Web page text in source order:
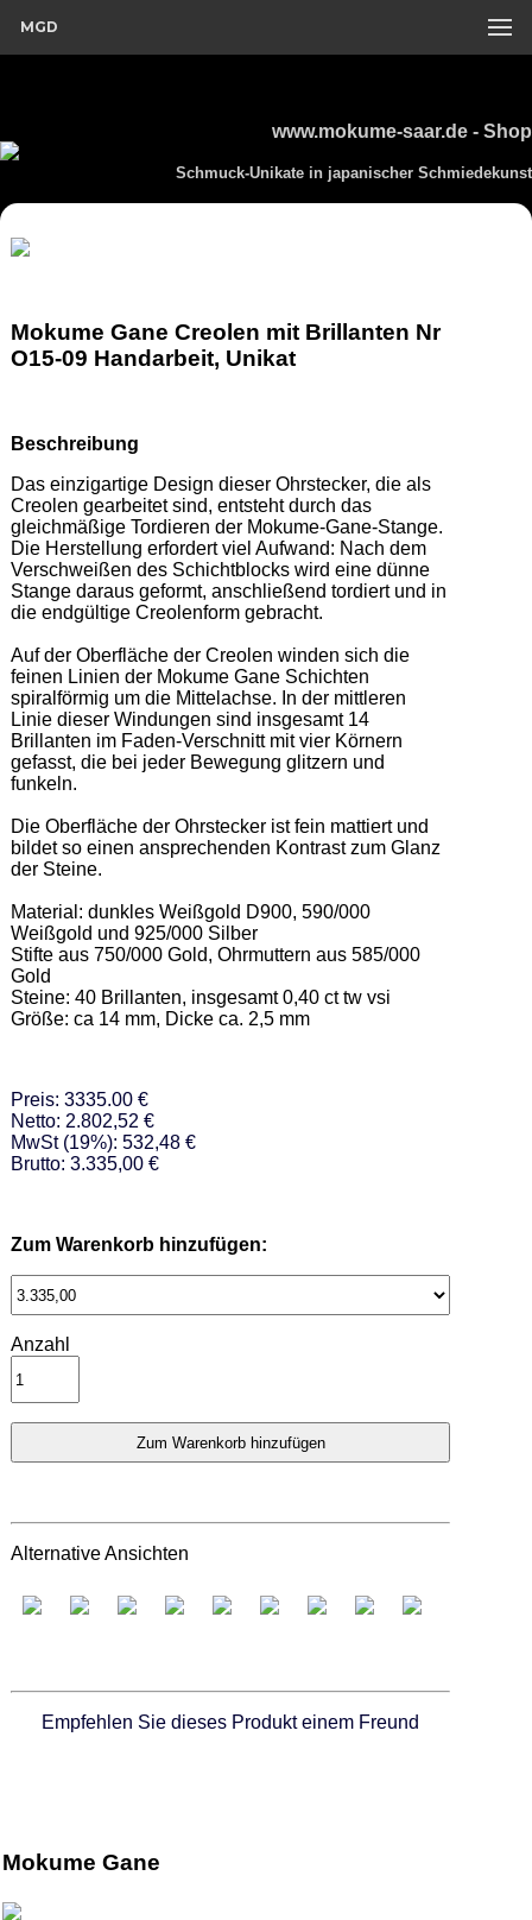
MGD
www.mokume-saar.de - Shop
Schmuck-Unikate in japanischer Schmiedekunst
Mokume Gane Creolen mit Brillanten Nr
O15-09 Handarbeit, Unikat
Beschreibung
Das einzigartige Design dieser Ohrstecker, die als
Creolen gearbeitet sind, entsteht durch das
gleichmäßige Tordieren der Mokume-Gane-Stange.
Die Herstellung erfordert viel Aufwand: Nach dem
Verschweißen des Schichtblocks wird eine dünne
Stange daraus geformt, anschließend tordiert und in
die endgültige Creolenform gebracht.
Auf der Oberfläche der Creolen winden sich die
feinen Linien der Mokume Gane Schichten
spiralförmig um die Mittelachse. In der mittleren
Linie dieser Windungen sind insgesamt 14
Brillanten im Faden-Verschnitt mit vier Körnern
gefasst, die bei jeder Bewegung glitzern und
funkeln.
Die Oberfläche der Ohrstecker ist fein mattiert und
bildet so einen ansprechenden Kontrast zum Glanz
der Steine.
Material: dunkles Weißgold D900, 590/000
Weißgold und 925/000 Silber
Stifte aus 750/000 Gold, Ohrmuttern aus 585/000
Gold
Steine: 40 Brillanten, insgesamt 0,40 ct tw vsi
Größe: ca 14 mm, Dicke ca. 2,5 mm
Preis: 3335.00 €
Netto: 2.802,52 €
MwSt (19%): 532,48 €
Brutto: 3.335,00 €
Zum Warenkorb hinzufügen:
Anzahl
Alternative Ansichten
Empfehlen Sie dieses Produkt einem Freund
Mokume Gane